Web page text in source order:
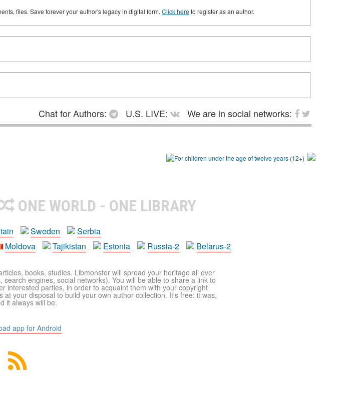
files. Save forever your author's legacy in digital form. Click hereto register as an author.
Chat for Authors: U.S. LIVE:
We are in social networks:
ONE WORLD - ONE LIBRARY
Sweden
Serbia
Moldova Tajikistan Estonia Russia-2 Belarus-2
books, studies. Libmonster will spread your heritage all over
engines, social networks). You will be able to share a link to
interested parties, in order to acquaint them with your copyright
your disposal to build your own author collection. It's free: it was,
it always will be.
app for Android